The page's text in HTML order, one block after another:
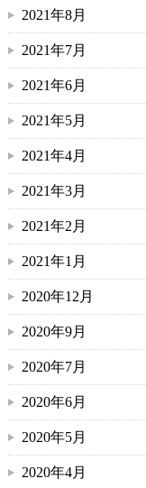
2021年8月
2021年7月
2021年6月
2021年5月
2021年4月
2021年3月
2021年2月
2021年1月
2020年12月
2020年9月
2020年7月
2020年6月
2020年5月
2020年4月